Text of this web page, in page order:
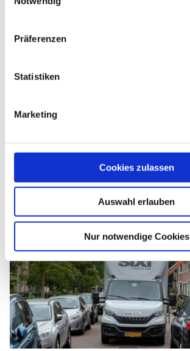
Präferenzen
Statistiken
Marketing
Cookies zulassen
Auswahl erlauben
Nur notwendige Cookies
Entdecke den Abilitato Club